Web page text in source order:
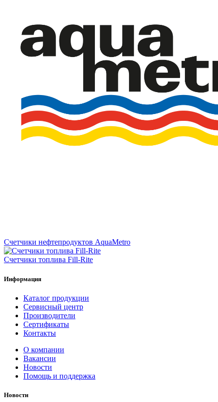
Счетчики нефтепродуктов AquaMetro
Счетчики топлива Fill-Rite
Информация
Каталог продукции
Сервисный центр
Производители
Сертификаты
Контакты
О компании
Вакансии
Новости
Помощь и поддержка
Новости